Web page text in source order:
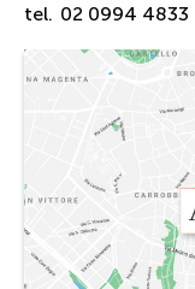
tel. 02 0994 4833